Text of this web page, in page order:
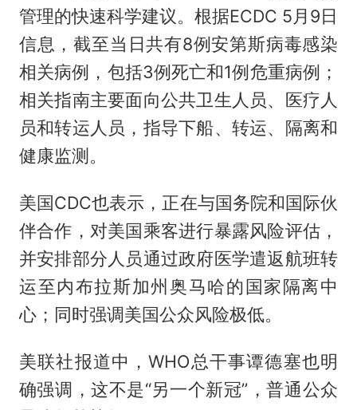
管理的快速科学建议。根据ECDC 5月9日
信息，截至当日共有8例安第斯病毒感染
相关病例，包括3例死亡和1例危重病例；
相关指南主要面向公共卫生人员、医疗人
员和转运人员，指导下船、转运、隔离和
健康监测。
美国CDC也表示，正在与国务院和国际伙
伴合作，对美国乘客进行暴露风险评估，
并安排部分人员通过政府医学遣返航班转
运至内布拉斯加州奥马哈的国家隔离中
心；同时强调美国公众风险极低。
美联社报道中，WHO总干事谭德塞也明
确强调，这不是“另一个新冠”，普通公众